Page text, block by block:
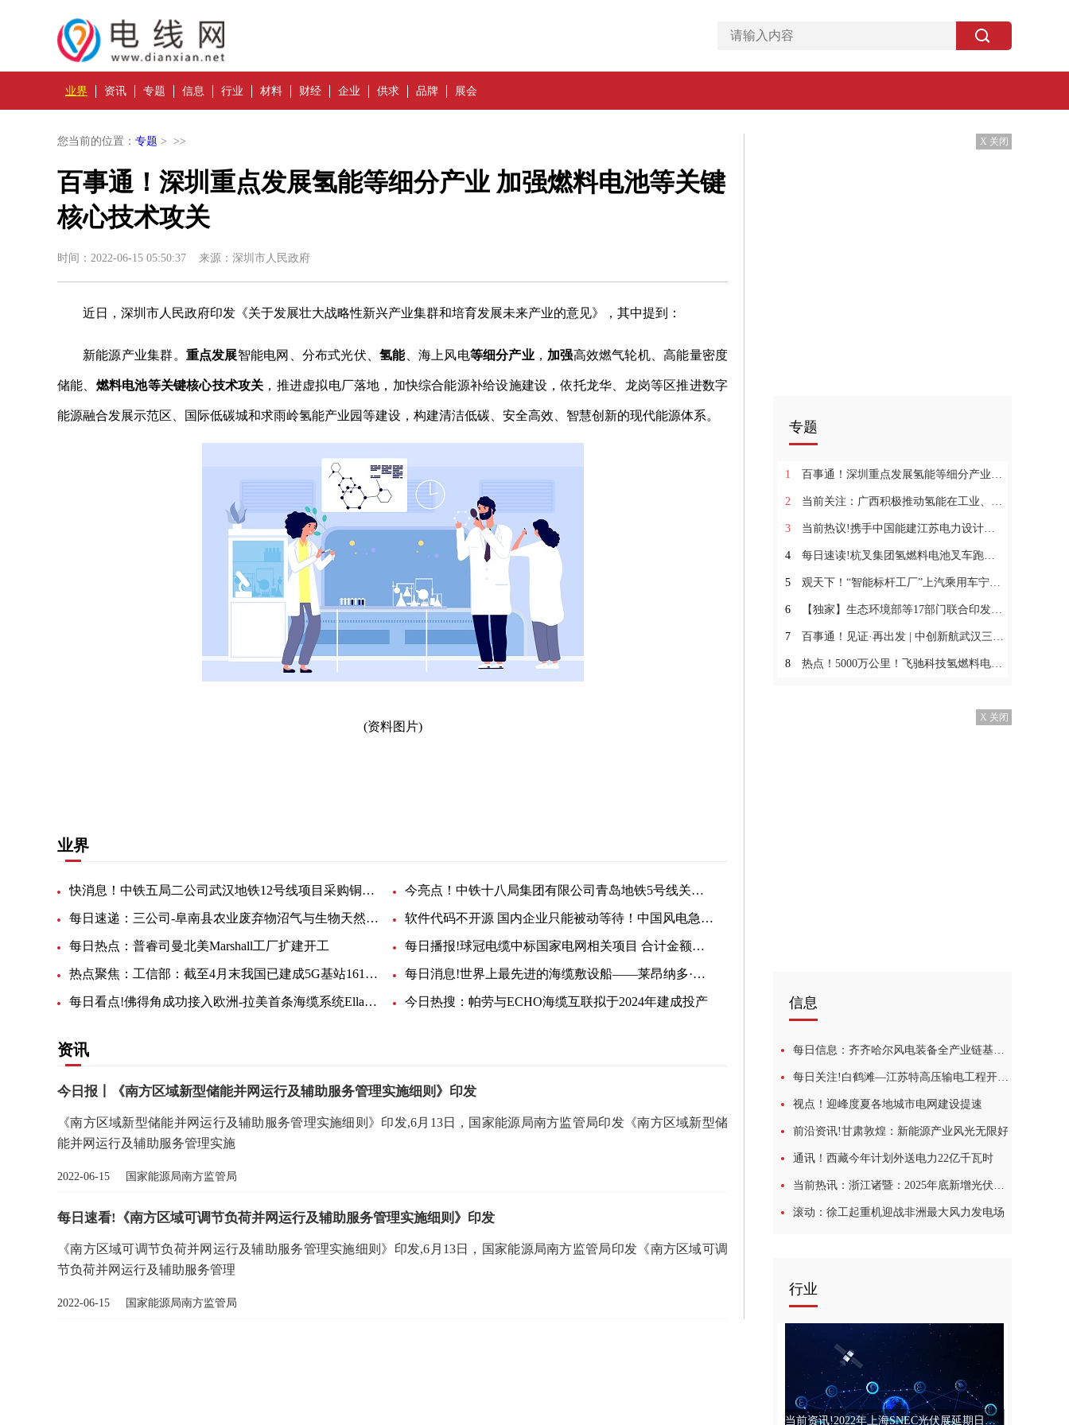
业界 资讯 专题 信息 行业 材料 财经 企业 供求 品牌 展会
您当前的位置： 专题 > >>
百事通！深圳重点发展氢能等细分产业 加强燃料电池等关键
核心技术攻关
时间：2022-06-15 05:50:37 来源：深圳市人民政府
近日，深圳市人民政府印发《关于发展壮大战略性新兴产业集群和培育发展未来产业的意见》，其中提到：
新能源产业集群。 重点发展智能电网、分布式光伏、氢能、海上风电等细分产业， 加强高效燃气轮机、高能量密度
储能、 燃料电池等关键核心技术攻关 ，推进虚拟电厂落地，加快综合能源补给设施建设，依托龙华、龙岗等区推进数字
能源融合发展示范区、国际低碳城和求雨岭氢能产业园等建设，构建清洁低碳、安全高效、智慧创新的现代能源体系。
(资料图片)
业界
快消息！中铁五局二公司武汉地铁12号线项目采购铜芯电缆线 今亮点！中铁十八局集团有限公司青岛地铁5号线关于采购电缆线的询价单
每日速递：三公司-阜南县农业废弃物沼气与生物天然气开发利用EPC项目-仪表电缆项目采购公告 软件代码不开源 国内企业只能被动等待！中国风电急需核心技术
每日热点：普睿司曼北美Marshall工厂扩建开工 每日播报!球冠电缆中标国家电网相关项目 合计金额约2.52亿元
热点聚焦：工信部：截至4月末我国已建成5G基站161.5万个 每日消息!世界上最先进的海缆敷设船——莱昂纳多·达·芬奇
每日看点!佛得角成功接入欧洲-拉美首条海缆系统EllaLink 今日热搜：帕劳与ECHO海缆互联拟于2024年建成投产
资讯
今日报丨《南方区域新型储能并网运行及辅助服务管理实施细则》印发
《南方区域新型储能并网运行及辅助服务管理实施细则》印发,6月13日，国家能源局南方监管局印发《南方区域新型储
能并网运行及辅助服务管理实施
2022-06-15 国家能源局南方监管局
每日速看!《南方区域可调节负荷并网运行及辅助服务管理实施细则》印发
《南方区域可调节负荷并网运行及辅助服务管理实施细则》印发,6月13日，国家能源局南方监管局印发《南方区域可调
节负荷并网运行及辅助服务管理
2022-06-15 国家能源局南方监管局
X 关闭
专题
1 百事通！深圳重点发展氢能等细分产业 加强燃料电池等关键核心技术攻关
2 当前关注：广西积极推动氢能在工业、交通、发电等领域的应用！
3 当前热议!携手中国能建江苏电力设计院 中天海外首个大型储能项目签约
4 每日速读!杭叉集团氢燃料电池叉车跑出推广应用“加速度”
5 观天下！“智能标杆工厂”上汽乘用车宁德基地第400,000台整车下线！
6 【独家】生态环境部等17部门联合印发《国家适应气候变化战略2035》
7 百事通！见证·再出发 | 中创新航武汉三期项目开工
8 热点！5000万公里！飞驰科技氢燃料电池汽车总行驶里程创新高!
X 关闭
信息
每日信息：齐齐哈尔风电装备全产业链基本形成
每日关注!白鹤滩—江苏特高压输电工程开展故障试验
视点！迎峰度夏各地城市电网建设提速
前沿资讯!甘肃敦煌：新能源产业风光无限好
通讯！西藏今年计划外送电力22亿千瓦时
当前热讯：浙江诸暨：2025年底新增光伏装机500MW，配储10%
滚动：徐工起重机迎战非洲最大风力发电场
行业
当前资讯!2022年上海SNEC光伏展延期日期：2022年12月27-29日